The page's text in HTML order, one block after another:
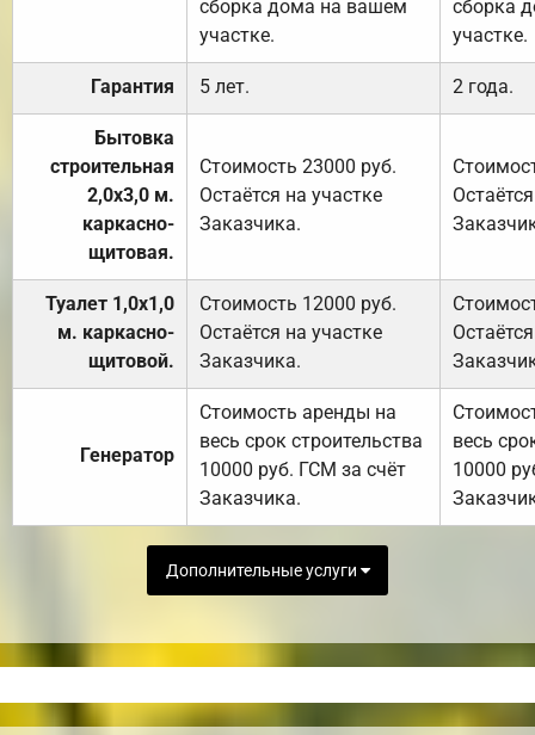
сборка дома на вашем
участке.
сборка
участке.
Гарантия 5 лет. 2 года.
Бытовка
строительная
2,0х3,0 м.
каркасно-
щитовая.
Стоимость 23000 руб.
Остаётся на участке
Заказчика.
Туалет 1,0х1,0
м. каркасно-
щитовой.
Стоимость 12000 руб.
Остаётся на участке
Заказчика.
Генератор
Стоимость аренды на
весь срок строительства
10000 руб. ГСМ за счёт
Заказчика.
весь
10000
Дополнительные услуги